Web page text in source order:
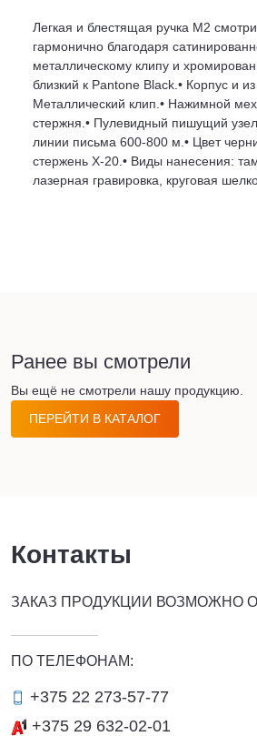
Легкая и блестящая ручка M2
гармонично благодаря
металлическому клипу и
близкий к Pantone Black.• Корпус и
Металлический клип.• Нажимной
стержня.• Пулевидный пишущий
линии письма 600-800 м.• Цвет
стержень X-20.• Виды нанесения:
лазерная гравировка, круговая
Ранее вы смотрели
Вы ещё не смотрели нашу продукцию.
ПЕРЕЙТИ В КАТАЛОГ
Контакты
ЗАКАЗ ПРОДУКЦИИ ВОЗМОЖНО
ПО ТЕЛЕФОНАМ:
+375 22 273-57-77
+375 29 632-02-01